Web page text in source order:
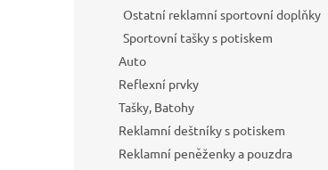
Ostatní reklamní sportovní doplňky
Sportovní tašky s potiskem
Auto
Reflexní prvky
Tašky, Batohy
Reklamní deštníky s potiskem
Reklamní peněženky a pouzdra